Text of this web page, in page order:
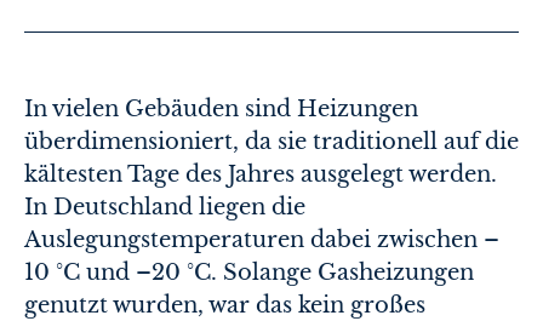
In vielen Gebäuden sind Heizungen
überdimensioniert, da sie traditionell auf die
kältesten Tage des Jahres ausgelegt werden.
In Deutschland liegen die
Auslegungstemperaturen dabei zwischen –
10 °C und –20 °C. Solange Gasheizungen
genutzt wurden, war das kein großes